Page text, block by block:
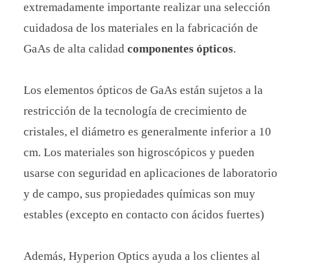
extremadamente importante realizar una selección
cuidadosa de los materiales en la fabricación de
GaAs de alta calidadcomponentes ópticos.
Los elementos ópticos de GaAs están sujetos a la
restricción de la tecnología de crecimiento de
cristales, el diámetro es generalmente inferior a 10
cm. Los materiales son higroscópicos y pueden
usarse con seguridad en aplicaciones de laboratorio
y de campo, sus propiedades químicas son muy
estables (excepto en contacto con ácidos fuertes)
Además, Hyperion Optics ayuda a los clientes al